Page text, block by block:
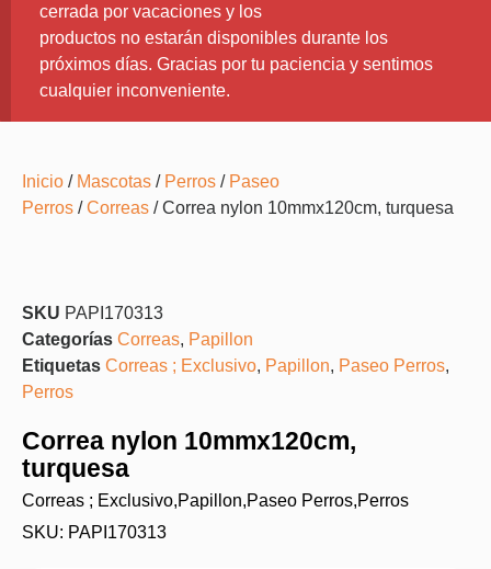
cerrada por vacaciones y los
productos no estarán disponibles durante los
próximos días. Gracias por tu paciencia y sentimos
cualquier inconveniente.
Inicio / Mascotas / Perros / Paseo
Perros /Correas / Correa nylon 10mmx120cm, turquesa
SKU PAPI170313
Categorías Correas, Papillon
Etiquetas Correas ; Exclusivo, Papillon, Paseo Perros,
Perros
Correa nylon 10mmx120cm,
turquesa
Correas ; Exclusivo,Papillon,Paseo Perros,Perros
SKU: PAPI170313